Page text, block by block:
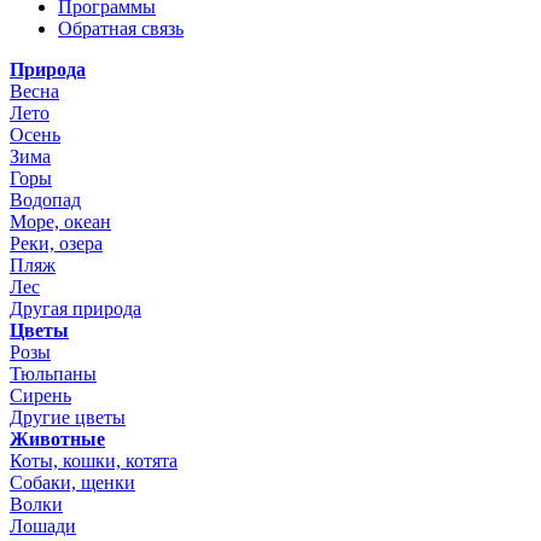
Программы
Обратная связь
Природа
Весна
Лето
Осень
Зима
Горы
Водопад
Море, океан
Реки, озера
Пляж
Лес
Другая природа
Цветы
Розы
Тюльпаны
Сирень
Другие цветы
Животные
Коты, кошки, котята
Собаки, щенки
Волки
Лошади